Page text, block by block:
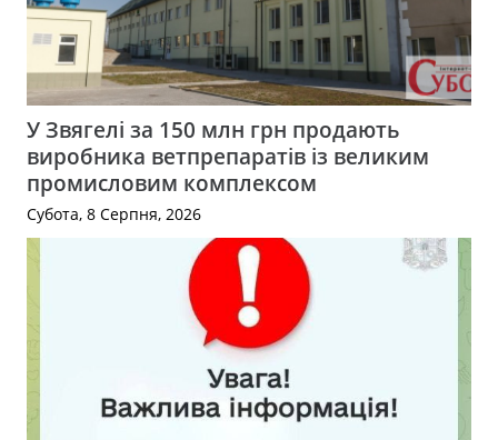
У Звягелі за 150 млн грн продають
виробника ветпрепаратів із великим
промисловим комплексом
Субота, 8 Серпня, 2026